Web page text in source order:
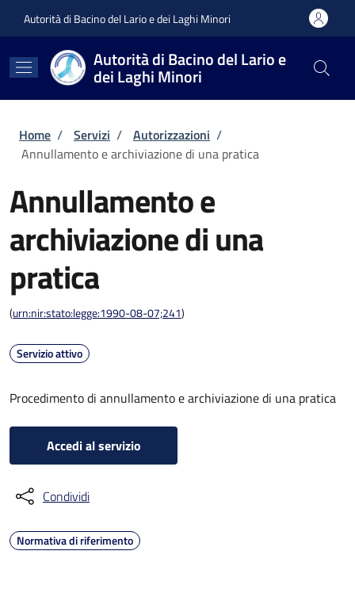
Autorità di Bacino del Lario e dei Laghi Minori
Autorità di Bacino del Lario e
dei Laghi Minori
Briciole di pane
Home / Servizi / Autorizzazioni /
Annullamento e archiviazione di una pratica
Annullamento e
archiviazione di una
pratica
(urn:nir:stato:legge:1990-08-07;241)
Servizio attivo
Procedimento di annullamento e archiviazione di una pratica
Accedi al servizio
Condividi
Normativa di riferimento